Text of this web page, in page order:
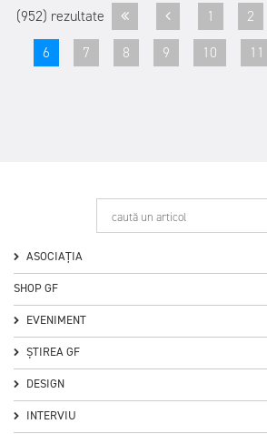
(952) rezultate 1 2
6
7 8 9 10 11
ASOCIAȚIA
SHOP GF
EVENIMENT
ȘTIREA GF
DESIGN
INTERVIU